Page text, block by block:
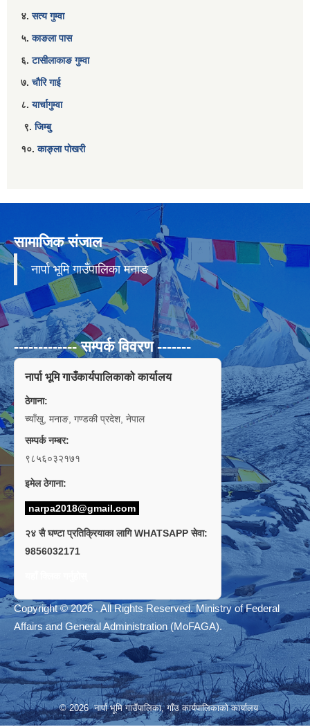
४.सत्य गुम्वा
५.काङला पास
६.टासीलाकाङ गुम्वा
७.चौरि गाई
८.यार्चागुम्वा
९.जिम्बु
१०.काङ्ला पोखरी
सामाजिक संजाल
नार्पा भूमि गाउँपालिका मनाङ
------------- सम्पर्क विवरण -------
नार्पा भूमि गाउँकार्यपालिकाको कार्यालय
ठेगाना:
च्याँखु, मनाङ, गण्डकी प्रदेश, नेपाल
सम्पर्क नम्बर:
९८५६०३२१७१
इमेल ठेगाना:
narpa2018@gmail.com
२४ सै घण्टा प्रतिक्रियाका लागि WHATSAPP सेवा:
9856032171
Copyright © 2026 . All Rights Reserved. Ministry of Federal
Affairs and General Administration (MoFAGA).
© 2026 नार्पा भूमि गाउँपालिका, गाँउ कार्यपालिकाको कार्यालय